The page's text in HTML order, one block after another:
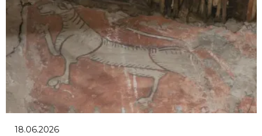
18.06.2026